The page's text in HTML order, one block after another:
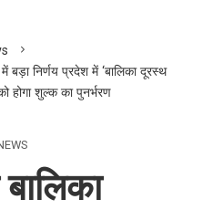
में बड़ा निर्णय प्रदेश में ‘बालिका दूरस्थ
होगा शुल्क का पुनर्भरण